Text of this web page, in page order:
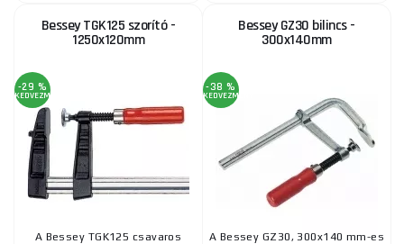
RAKTÁRON ks MEGVENNI 4 270 Ft
Műanyag rugós bilincs - 85mm
RAKTÁRON MEGVENNI 445 Ft
Fém bilincs - 100mm
Bessey TGK125 szorító -
1250x120mm
-29 %
KEDVEZMÉNY
A Bessey TGK125 csavaros
Bessey GZ30 bilincs -
300x140mm
-38 %
KEDVEZMÉNY
A Bessey GZ30, 300x140 mm-es